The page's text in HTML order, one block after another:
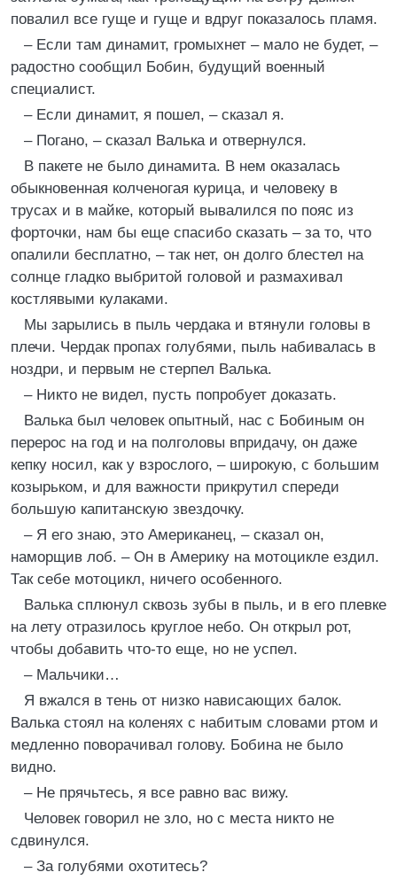
повалил все гуще и гуще и вдруг показалось пламя.
– Если там динамит, громыхнет – мало не будет, –
радостно сообщил Бобин, будущий военный
специалист.
– Если динамит, я пошел, – сказал я.
– Погано, – сказал Валька и отвернулся.
В пакете не было динамита. В нем оказалась
обыкновенная колченогая курица, и человеку в
трусах и в майке, который вывалился по пояс из
форточки, нам бы еще спасибо сказать – за то, что
опалили бесплатно, – так нет, он долго блестел на
солнце гладко выбритой головой и размахивал
костлявыми кулаками.
Мы зарылись в пыль чердака и втянули головы в
плечи. Чердак пропах голубями, пыль набивалась в
ноздри, и первым не стерпел Валька.
– Никто не видел, пусть попробует доказать.
Валька был человек опытный, нас с Бобиным он
перерос на год и на полголовы впридачу, он даже
кепку носил, как у взрослого, – широкую, с большим
козырьком, и для важности прикрутил спереди
большую капитанскую звездочку.
– Я его знаю, это Американец, – сказал он,
наморщив лоб. – Он в Америку на мотоцикле ездил.
Так себе мотоцикл, ничего особенного.
Валька сплюнул сквозь зубы в пыль, и в его плевке
на лету отразилось круглое небо. Он открыл рот,
чтобы добавить что-то еще, но не успел.
– Мальчики…
Я вжался в тень от низко нависающих балок.
Валька стоял на коленях с набитым словами ртом и
медленно поворачивал голову. Бобина не было
видно.
– Не прячьтесь, я все равно вас вижу.
Человек говорил не зло, но с места никто не
сдвинулся.
– За голубями охотитесь?